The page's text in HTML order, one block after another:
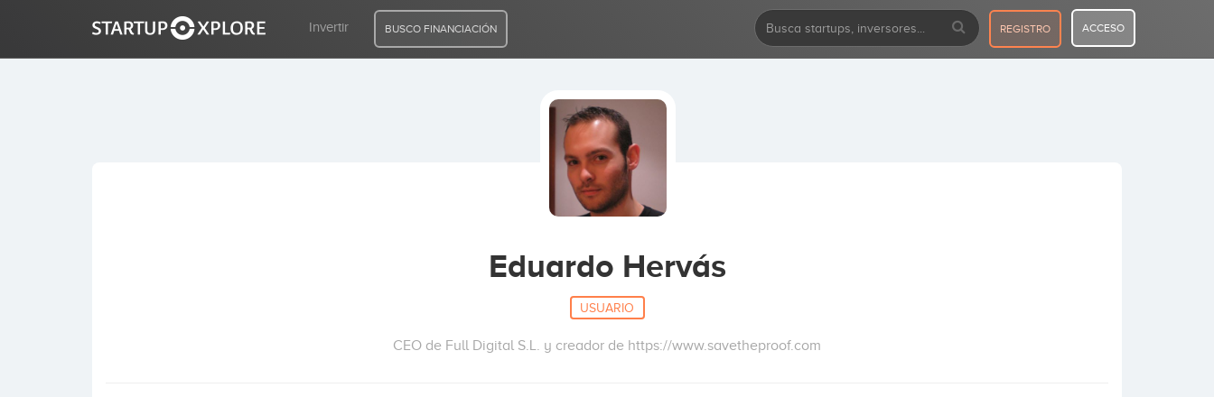
Invertir BUSCO FINANCIACIÓN REGISTRO ACCESO
Eduardo Hervás
USUARIO
CEO de Full Digital S.L. y creador de https://www.savetheproof.com